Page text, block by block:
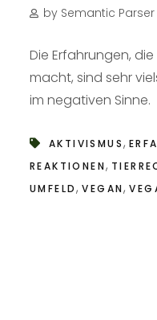
by Semantic Parser
Die Erfahrungen,
macht, sind sehr
im negativen Sinne.
AKTIVISMUS,
REAKTIONEN,
UMFELD,VEGAN,